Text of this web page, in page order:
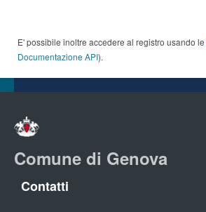
E' possibile inoltre accedere al registro usando le
Documentazione API).
Comune di Genova
Contatti